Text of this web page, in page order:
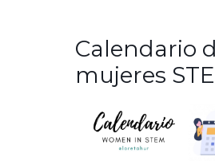
Calendario
mujeres